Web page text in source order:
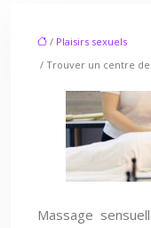
/ Plaisirs sexuels
/ Trouver un centre de
Massage